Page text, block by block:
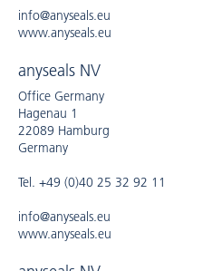
info@anyseals.eu
www.anyseals.eu
anyseals NV
Office Germany
Hagenau 1
22089 Hamburg
Germany
Tel. +49 (0)40 25 32 92 11
info@anyseals.eu
www.anyseals.eu